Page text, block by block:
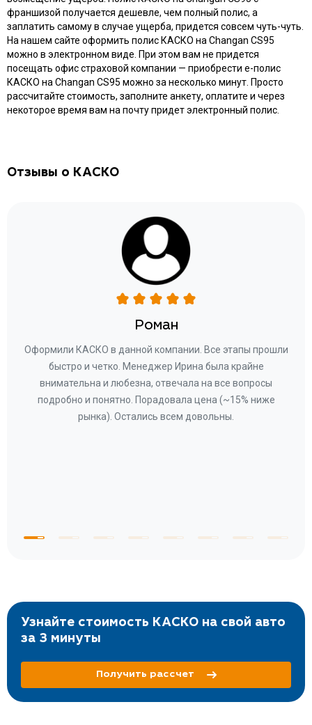
франшизой получается дешевле, чем полный полис, а
заплатить самому в случае ущерба, придется совсем чуть-чуть.
На нашем сайте оформить полис КАСКО на Changan CS95
можно в электронном виде. При этом вам не придется
посещать офис страховой компании — приобрести e-полис
КАСКО на Changan CS95 можно за несколько минут. Просто
рассчитайте стоимость, заполните анкету, оплатите и через
некоторое время вам на почту придет электронный полис.
Отзывы о КАСКО
Роман
Оформили КАСКО в данной компании. Все этапы прошли
быстро и четко. Менеджер Ирина была крайне
внимательна и любезна, отвечала на все вопросы
подробно и понятно. Порадовала цена (~15% ниже
рынка). Остались всем довольны.
Узнайте стоимость КАСКО на свой авто
за 3 минуты
Получить рассчет